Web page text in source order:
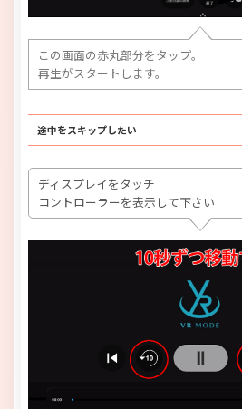
この画面の赤丸部分をタップ。
再生がスタートします。
途中をスキップしたい
ディスプレイをタッチ
コントローラーを表示して下さい